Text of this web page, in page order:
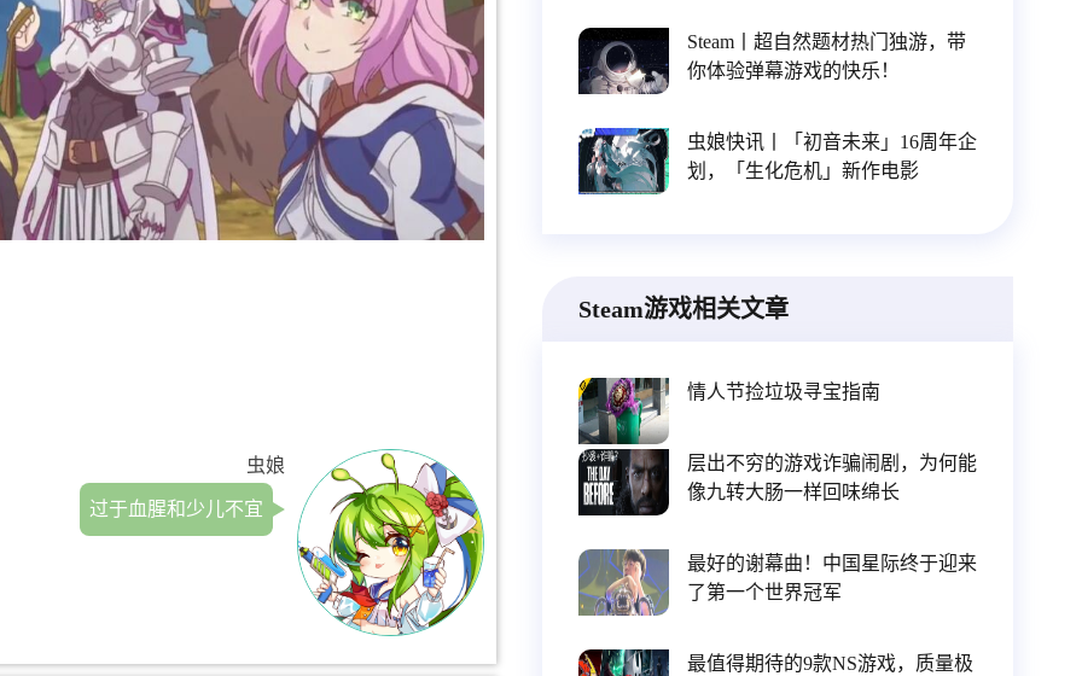
虫娘
过于血腥和少儿不宜
Steam丨超自然题材热门独游，带
你体验弹幕游戏的快乐！
虫娘快讯丨「初音未来」16周年企
划，「生化危机」新作电影
Steam游戏相关文章
情人节捡垃圾寻宝指南
层出不穷的游戏诈骗闹剧，为何能
像九转大肠一样回味绵长
最好的谢幕曲！中国星际终于迎来
了第一个世界冠军
最值得期待的9款NS游戏，质量极